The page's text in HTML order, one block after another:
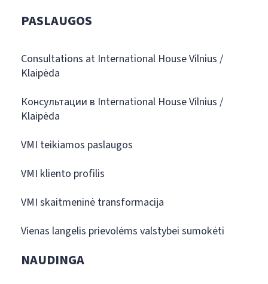
PASLAUGOS
Consultations at International House Vilnius /
Klaipėda
Консультации в International House Vilnius /
Klaipėda
VMI teikiamos paslaugos
VMI kliento profilis
VMI skaitmeninė transformacija
Vienas langelis prievolėms valstybei sumokėti
NAUDINGA